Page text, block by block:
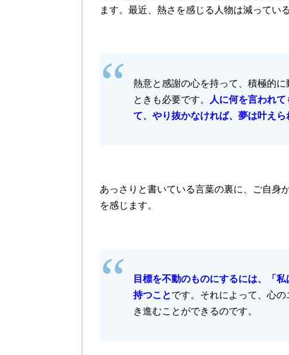
ます。最近、熱さを感じる人物は減ってい
熱意と感謝の心を持って、積極的
ときも必要です。
人に何を言われ
て、やり抜かなければ、夢は叶えら
あっさりと書いている言葉の裏に、ご自身
を感じます。
目標を不動のものにするには、「
持つことです。それによって、心
き進むことができるのです。